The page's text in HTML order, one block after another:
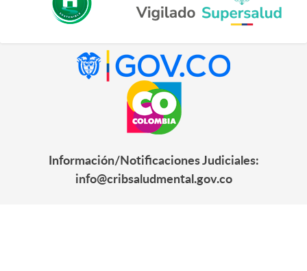
Información/Notificaciones Judiciales:
info@cribsaludmental.gov.co